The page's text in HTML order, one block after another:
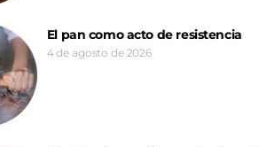
El pan como acto de resistencia
4 de agosto de 2026